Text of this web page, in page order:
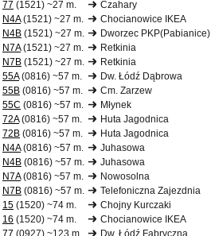
77 (1521) ~27 m.
Czahary
N4A(1521) ~27 m.
Chocianowice IKEA
N4B (1521) ~27 m.
Dworzec PKP(Pabianice)
N7A(1521) ~27 m.
Retkinia
N7B (1521) ~27 m.
Retkinia
55A(0816) ~57 m.
Dw. Łódź Dąbrowa
55B (0816) ~57 m.
Cm. Zarzew
55C (0816) ~57 m.
Młynek
72A(0816) ~57 m.
Huta Jagodnica
72B (0816) ~57 m.
Huta Jagodnica
N4A(0816) ~57 m.
Juhasowa
N4B (0816) ~57 m.
Juhasowa
N7A(0816) ~57 m.
Nowosolna
N7B (0816) ~57 m.
Telefoniczna Zajezdnia
15 (1520) ~74 m.
Chojny Kurczaki
16 (1520) ~74 m.
Chocianowice IKEA
77 (0927) ~123 m. Dw. Łódź Fabryczna